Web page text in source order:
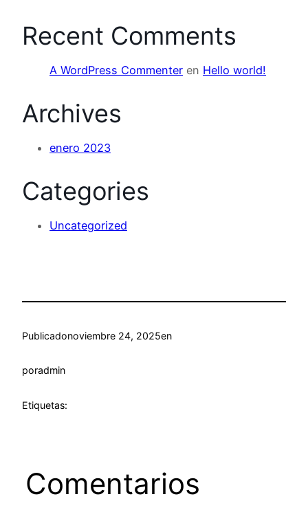
Recent Comments
A WordPress Commenter en Hello world!
Archives
enero 2023
Categories
Uncategorized
Publicadonoviembre 24, 2025en
poradmin
Etiquetas:
Comentarios